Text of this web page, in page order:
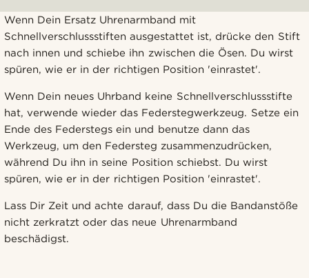
Wenn Dein Ersatz Uhrenarmband mit
Schnellverschlussstiften ausgestattet ist, drücke den Stift
nach innen und schiebe ihn zwischen die Ösen. Du wirst
spüren, wie er in der richtigen Position 'einrastet'.
Wenn Dein neues Uhrband keine Schnellverschlussstifte
hat, verwende wieder das Federstegwerkzeug. Setze ein
Ende des Federstegs ein und benutze dann das
Werkzeug, um den Federsteg zusammenzudrücken,
während Du ihn in seine Position schiebst. Du wirst
spüren, wie er in der richtigen Position 'einrastet'.
Lass Dir Zeit und achte darauf, dass Du die Bandanstöße
nicht zerkratzt oder das neue Uhrenarmband
beschädigst.